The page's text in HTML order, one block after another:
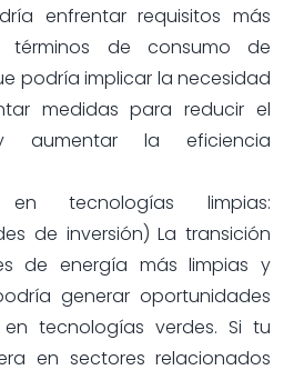
enfrentar requisitos más
términos de consumo de
podría implicar la necesidad
medidas para reducir el
aumentar la eficiencia
en tecnologías limpias:
de inversión) La transición
de energía más limpias y
generar oportunidades
tecnologías verdes. Si tu
en sectores relacionados